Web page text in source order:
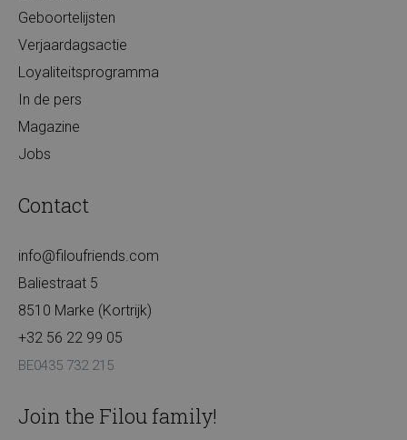
Geboortelijsten
Verjaardagsactie
Loyaliteitsprogramma
In de pers
Magazine
Jobs
Contact
info@filoufriends.com
Baliestraat 5
8510 Marke (Kortrijk)
+32 56 22 99 05
BE0435 732 215
Join the Filou family!